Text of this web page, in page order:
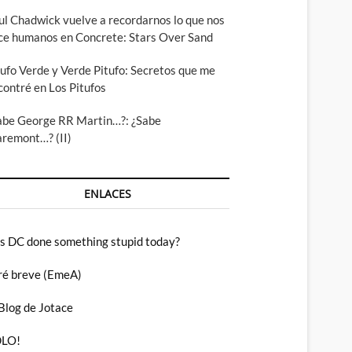
Chadwick vuelve a recordarnos lo que nos
humanos en Concrete: Stars Over Sand
Verde y Verde Pitufo: Secretos que me
en Los Pitufos
George RR Martin…?: ¿Sabe
(II)
ENLACES
DC done something stupid today?
breve (EmeA)
de Jotace